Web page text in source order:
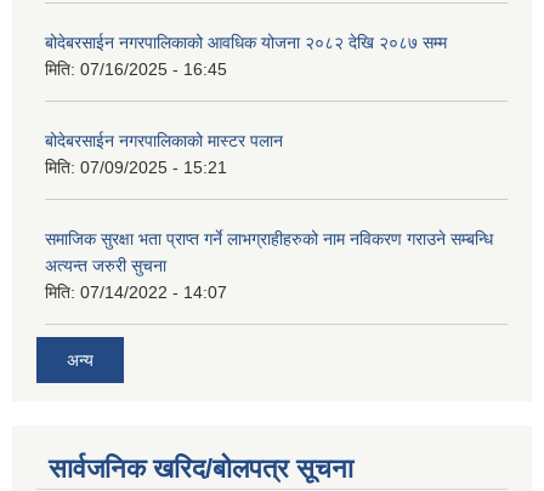
बोदेबरसाईन नगरपालिकाको आवधिक योजना २०८२ देखि २०८७ सम्म
मिति: 07/16/2025 - 16:45
बोदेबरसाईन नगरपालिकाको मास्टर पलान
मिति: 07/09/2025 - 15:21
समाजिक सुरक्षा भता प्राप्त गर्ने लाभग्राहीहरुको नाम नविकरण गराउने सम्बन्धि
अत्यन्त जरुरी सुचना
मिति: 07/14/2022 - 14:07
अन्य
सार्वजनिक खरिद/बोलपत्र सूचना